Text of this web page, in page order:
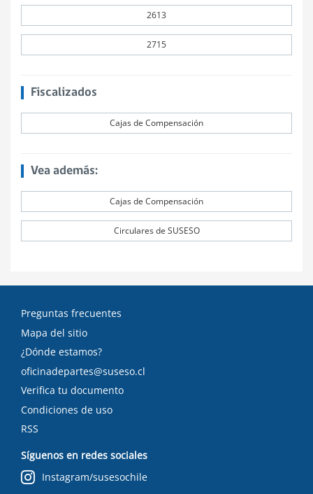
2613
2715
Fiscalizados
Cajas de Compensación
Vea además:
Cajas de Compensación
Circulares de SUSESO
Preguntas frecuentes
Mapa del sitio
¿Dónde estamos?
oficinadepartes@suseso.cl
Verifica tu documento
Condiciones de uso
RSS
Síguenos en redes sociales
Instagram/susesochile